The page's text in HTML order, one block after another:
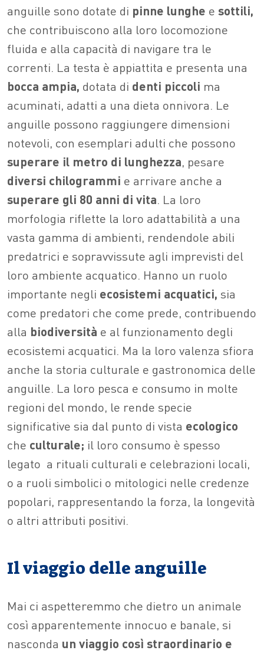
anguille sono dotate di pinne lunghe e sottili,
che contribuiscono alla loro locomozione
fluida e alla capacità di navigare tra le
correnti. La testa è appiattita e presenta una
bocca ampia, dotata di denti piccoli ma
acuminati, adatti a una dieta onnivora. Le
anguille possono raggiungere dimensioni
notevoli, con esemplari adulti che possono
superare il metro di lunghezza, pesare
diversi chilogrammi e arrivare anche a
superare gli 80 anni di vita. La loro
morfologia riflette la loro adattabilità a una
vasta gamma di ambienti, rendendole abili
predatrici e sopravvissute agli imprevisti del
loro ambiente acquatico. Hanno un ruolo
importante negli ecosistemi acquatici, sia
come predatori che come prede, contribuendo
alla biodiversità e al funzionamento degli
ecosistemi acquatici. Ma la loro valenza sfiora
anche la storia culturale e gastronomica delle
anguille. La loro pesca e consumo in molte
regioni del mondo, le rende specie
significative sia dal punto di vista ecologico
che culturale; il loro consumo è spesso
legato a rituali culturali e celebrazioni locali,
o a ruoli simbolici o mitologici nelle credenze
popolari, rappresentando la forza, la longevità
o altri attributi positivi.
Il viaggio delle anguille
Mai ci aspetteremmo che dietro un animale
così apparentemente innocuo e banale, si
nasconda un viaggio così straordinario e